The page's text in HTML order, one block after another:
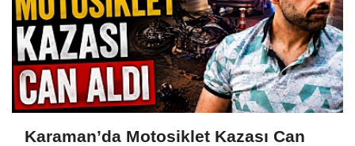
Karaman’da Motosiklet Kazası Can